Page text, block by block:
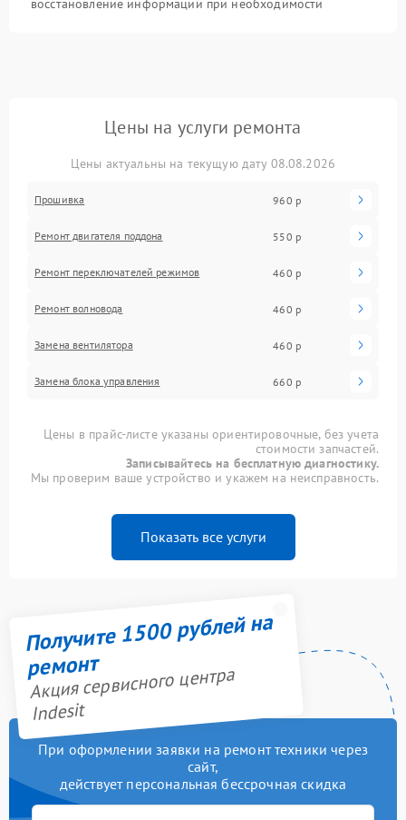
восстановление информации при необходимости
Цены на услуги ремонта
Цены актуальны на текущую дату 08.08.2026
Прошивка 960 р
Ремонт двигателя поддона 550 р
Ремонт переключателей режимов 460 р
Ремонт волновода 460 р
Замена вентилятора 460 р
Замена блока управления 660 р
Цены в прайс-листе указаны ориентировочные, без учета
стоимости запчастей.
Записывайтесь на бесплатную диагностику.
Мы проверим ваше устройство и укажем на неисправность.
Показать все услуги
Получите 1500 рублей на
ремонт
Акция сервисного центра
Indesit
При оформлении заявки на ремонт техники через
сайт,
действует персональная бессрочная скидка